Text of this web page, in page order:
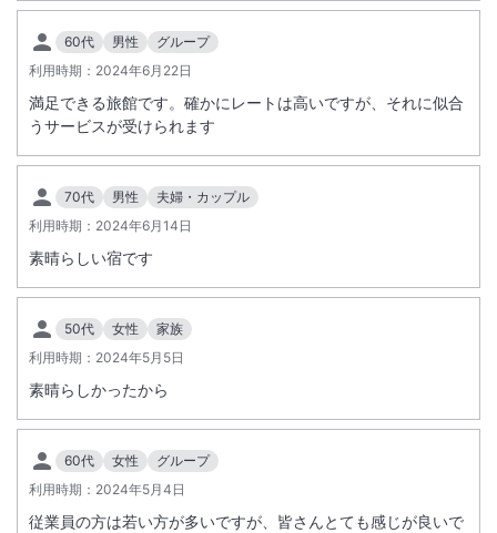
60代 男性
グループ
利用時期： 2024年6月22日
満足できる旅館です。確かにレートは高いですが、それに似合
うサービスが受けられます
70代 男性
夫婦・カップル
利用時期： 2024年6月14日
素晴らしい宿です
50代 女性
家族
利用時期： 2024年5月5日
素晴らしかったから
60代 女性
グループ
利用時期： 2024年5月4日
従業員の方は若い方が多いですが、皆さんとても感じが良いで